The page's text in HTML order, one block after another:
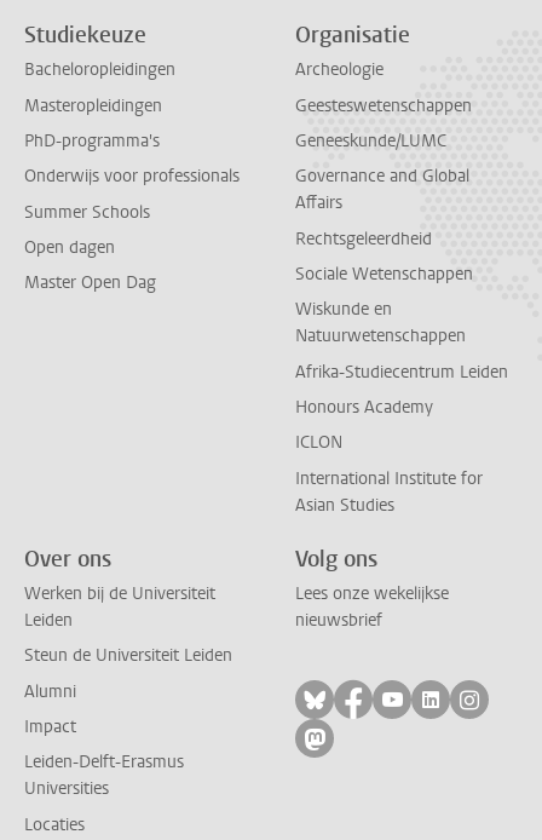
Studiekeuze
Bacheloropleidingen
Masteropleidingen
PhD-programma's
Onderwijs voor professionals
Summer Schools
Open dagen
Master Open Dag
Organisatie
Archeologie
Geesteswetenschappen
Geneeskunde/LUMC
Governance and Global
Affairs
Rechtsgeleerdheid
Sociale Wetenschappen
Wiskunde en
Natuurwetenschappen
Afrika-Studiecentrum Leiden
Honours Academy
ICLON
International Institute for
Asian Studies
Over ons
Werken bij de Universiteit
Leiden
Steun de Universiteit Leiden
Alumni
Impact
Leiden-Delft-Erasmus
Universities
Locaties
Volg ons
Lees onze wekelijkse
nieuwsbrief
Volg ons op bluesky
Volg ons op
Volg ons op
Volg ons
Volg
Volg ons op mastodon